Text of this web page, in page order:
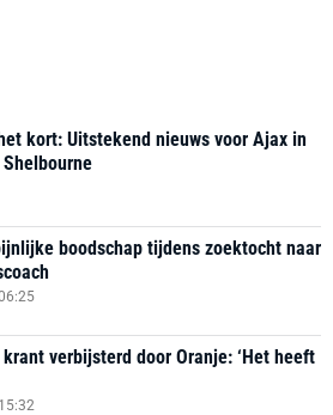
kort: Uitstekend nieuws voor Ajax in
boodschap tijdens zoektocht naar
verbijsterd door Oranje: ‘Het heeft